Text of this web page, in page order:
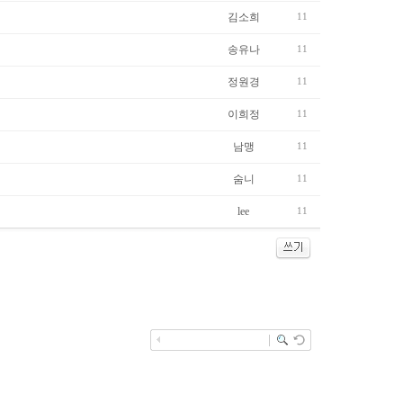
김소희 11
송유나 11
정원경 11
이희정 11
남맹 11
숨니 11
lee 11